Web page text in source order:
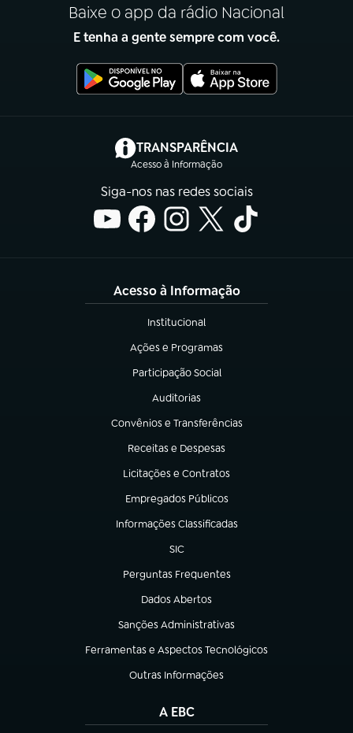
Baixe o app da rádio Nacional
E tenha a gente sempre com você.
TRANSPARÊNCIA
Acesso à Informação
(abre em nova aba)
Siga-nos nas redes sociais
Acesso à Informação
Institucional
(abre em nova aba)
Ações e Programas
(abre em nova aba)
Participação Social
(abre em nova aba)
Auditorias
(abre em nova aba)
Convênios e Transferências
(abre em nova aba)
Receitas e Despesas
(abre em nova aba)
Licitações e Contratos
(abre em nova aba)
Empregados Públicos
(abre em nova aba)
Informações Classificadas
(abre em nova aba)
SIC
(abre em nova aba)
Perguntas Frequentes
(abre em nova aba)
Dados Abertos
(abre em nova aba)
Sanções Administrativas
(abre em nova aba)
Ferramentas e Aspectos Tecnológicos
(abre em nova aba)
Outras Informações
(abre em nova aba)
A EBC